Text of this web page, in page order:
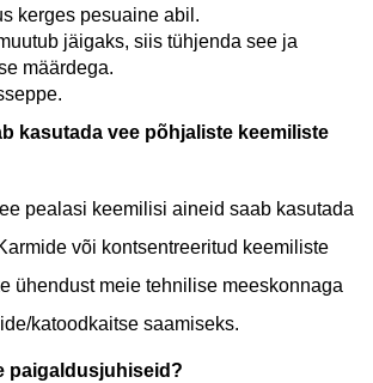
kerges pesuaine abil.
jäigaks, siis tühjenda see ja
määrdega.
kasutada vee põhjaliste keemiliste
pealasi keemilisi aineid saab kasutada
või kontsentreeritud keemiliste
ühendust meie tehnilise meeskonnaga
katoodkaitse saamiseks.
paigaldusjuhiseid?